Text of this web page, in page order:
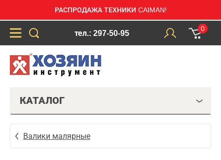
РАСПРОДАЖА ТЕХНИКИ CAIMAN!
тел.: 297-50-95
0
КАТАЛОГ
Валики малярные